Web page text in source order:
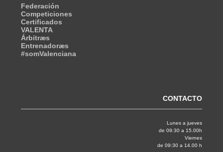
Federación
Competiciones
Certificados
VALENTA
Árbitræs
Entrenadoræs
#somValenciana
CONTACTO
Lunes a jueves
de 09:30 a 15.00h
Viernes
de 09:30 a 14.00 h